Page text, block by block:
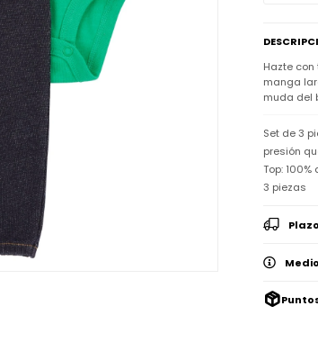
Hazte
manga
muda del
Set de 3
presión
Top:
3 piezas